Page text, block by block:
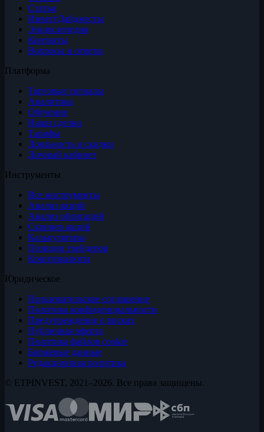
Статьи
ИнвестДайджесты
Энциклопедия
Контакты
Вопросы и ответы
Платформа
Торговые сигналы
Аналитика
Обучение
Наши сделки
Тарифы
Лояльность и скидки
Личный кабинет
Инструменты
Все инструменты
Анализ акций
Анализ облигаций
Скринер акций
Калькуляторы
Позиции трейдеров
Криптовалюты
Юридическое
Пользовательское соглашение
Политика конфиденциальности
Предупреждение о рисках
Публичная оферта
Политика файлов cookie
Биржевые данные
Редакционная политика
© ETPINVEST, 2021–2026. Все права защищены.